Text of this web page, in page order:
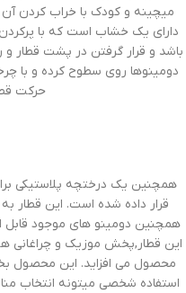
میچینه و کودک با خراب کردن
باشد و قرار گرفتن در پشت
دومینوها روی سطوح کرده و با
حرکت
همچنین یک درختچه پلاستیکی
قرار داده شده است. این قطار
همچنین دومینو های موجود قابل
این قطار,پخش موزیک و
محصول می افزاید. این محصول
استفاده شخصی میتونه انتخاب